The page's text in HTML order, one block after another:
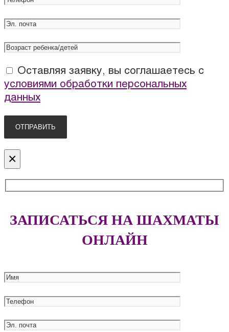
Оставляя заявку, вы соглашаетесь с
условиями обработки персональных
данных
×
ЗАПИСАТЬСЯ НА ШАХМАТЫ
ОНЛАЙН